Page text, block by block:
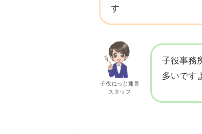
す
子役ねっと運営
スタッフ
子役事務
多いです